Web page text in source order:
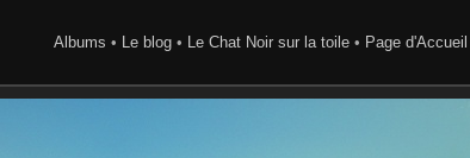
Albums • Le blog• Le Chat Noir sur la toile• Page d'Accueil